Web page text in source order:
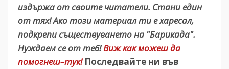
издържа от своите читатели. Стани един
от тях! Ако този материал ти е харесал,
подкрепи съществуването на "Барикада".
Нуждаем се от теб!Виж как можеш да
помогнеш–тук! Последвайте ни във